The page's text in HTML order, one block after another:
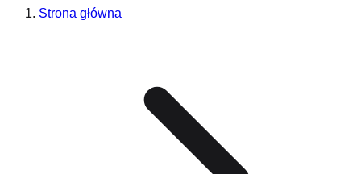
Strona główna